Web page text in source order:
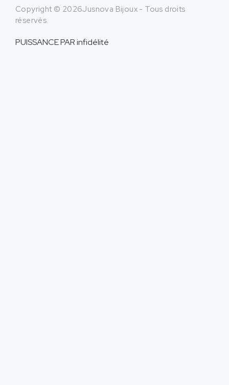
Copyright © 2026Jusnova Bijoux - Tous droits
réservés.
PUISSANCE PARinfidélité